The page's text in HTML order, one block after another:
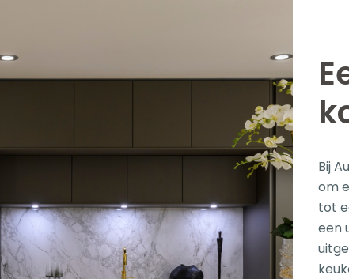
Bij
om
tot
een